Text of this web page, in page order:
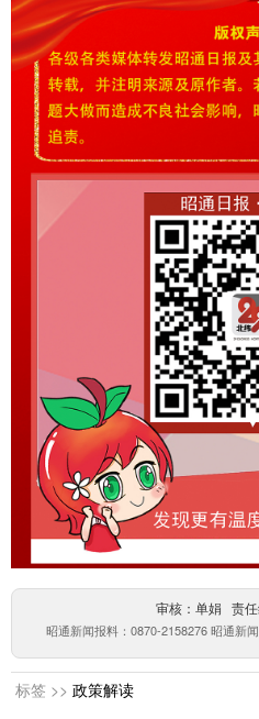
审核：单娟 责任
昭通新闻报料：0870-2158276 昭通新
标签 >> 政策解读